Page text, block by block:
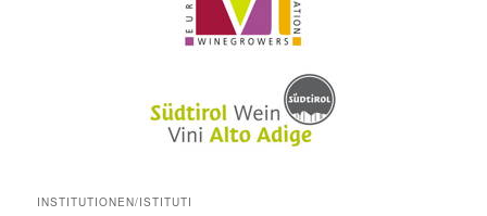
INSTITUTIONEN/ISTITUTI